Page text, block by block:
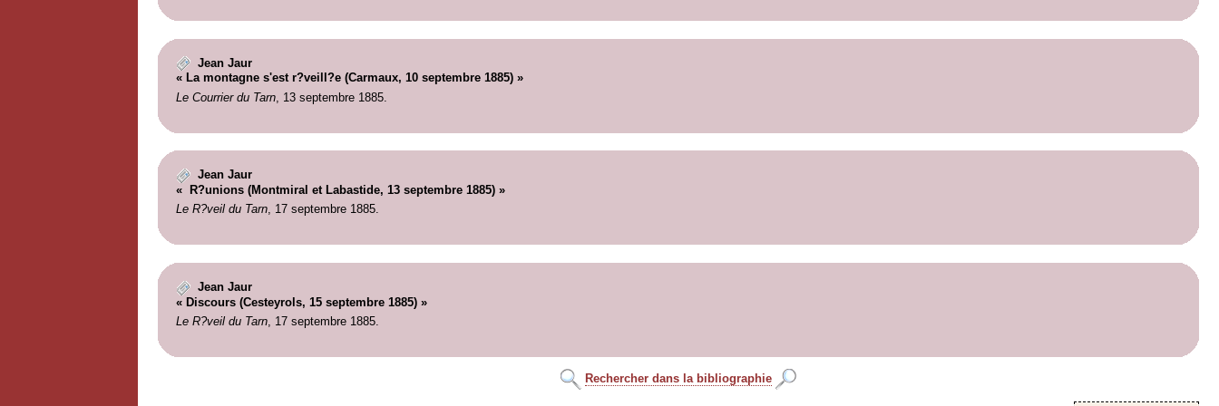
Jean Jaur
« La montagne s'est r?veill?e (Carmaux, 10 septembre 1885) »
Le Courrier du Tarn, 13 septembre 1885.
Jean Jaur
« R?unions (Montmiral et Labastide, 13 septembre 1885) »
Le R?veil du Tarn, 17 septembre 1885.
Jean Jaur
« Discours (Cesteyrols, 15 septembre 1885) »
Le R?veil du Tarn, 17 septembre 1885.
Rechercher dans la bibliographie